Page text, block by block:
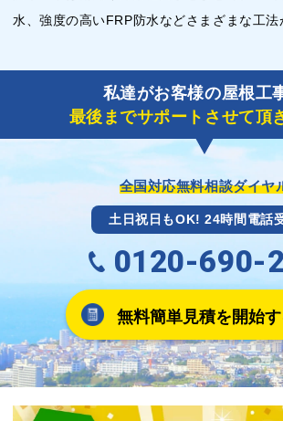
水、強度の高いFRP防水などさまざまな工法
私達がお客様の屋根工
最後までサポートさせて頂
全国対応無料相談ダイヤ
土日祝日もOK! 24時間電話
0120-690-
無料簡単見積を開始